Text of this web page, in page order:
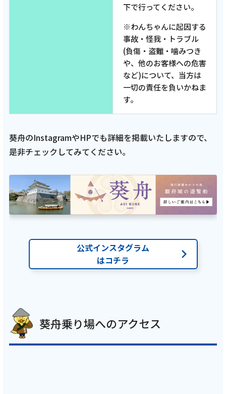
下で行ってください。
※わんちゃんに起因する
事故・怪我・トラブル
(負傷・盗難・噛みつき
や、他のお客様への危害
など)について、当方は
一切の責任を負いかねま
す。
葵舟のInstagramやHPでも詳細を掲載いたしますので、
是非チェックしてみてください。
公式インスタグラム
はコチラ
葵舟乗り場へのアクセス